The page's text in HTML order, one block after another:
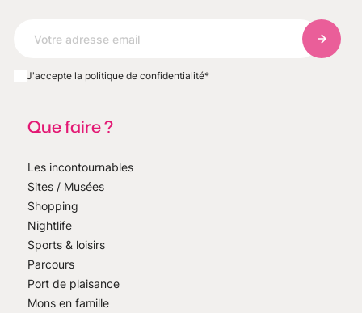
J'accepte la politique de confidentialité*
Que faire ?
Les incontournables
Sites / Musées
Shopping
Nightlife
Sports & loisirs
Parcours
Port de plaisance
Mons en famille